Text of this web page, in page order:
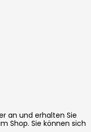
an und erhalten Sie
Shop. Sie können sich